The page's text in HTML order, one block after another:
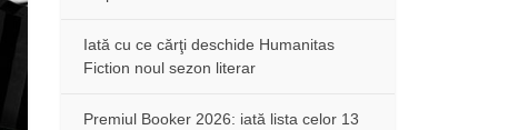
Iată cu ce cărţi deschide Humanitas
Fiction noul sezon literar
Premiul Booker 2026: iată lista celor 13